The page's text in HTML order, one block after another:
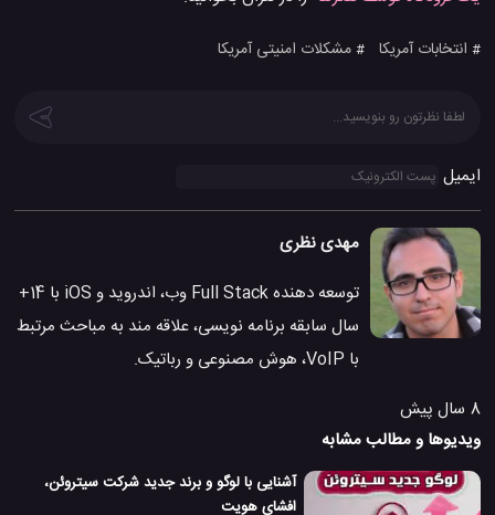
# انتخابات آمریکا # مشکلات امنیتی آمریکا
ایمیل
مهدی نظری
توسعه دهنده Full Stack وب، اندروید و iOS با 14+
سال سابقه برنامه نویسی، علاقه مند به مباحث مرتبط
با VoIP، هوش مصنوعی و رباتیک.
8 سال پیش
ویدیوها و مطالب مشابه
آشنایی با لوگو و برند جدید شرکت سیتروئن،
افشای هویت